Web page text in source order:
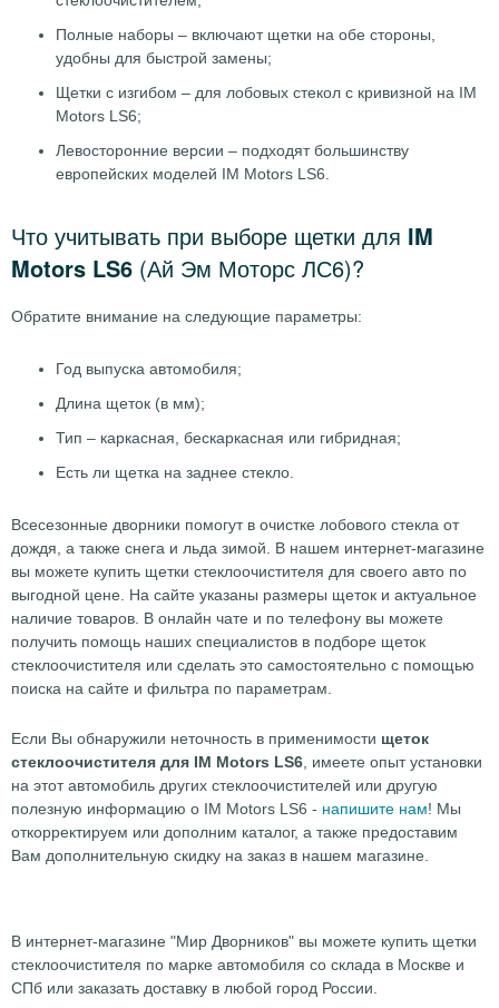
Полные наборы – включают щетки на обе стороны,
удобны для быстрой замены;
Щетки с изгибом – для лобовых стекол с кривизной на IM
Motors LS6;
Левосторонние версии – подходят большинству
европейских моделей IM Motors LS6.
Что учитывать при выборе щетки для IM
Motors LS6 (Ай Эм Моторс ЛС6)?
Обратите внимание на следующие параметры:
Год выпуска автомобиля;
Длина щеток (в мм);
Тип – каркасная, бескаркасная или гибридная;
Есть ли щетка на заднее стекло.
Всесезонные дворники помогут в очистке лобового стекла от
дождя, а также снега и льда зимой. В нашем интернет-магазине
вы можете купить щетки стеклоочистителя для своего авто по
выгодной цене. На сайте указаны размеры щеток и актуальное
наличие товаров. В онлайн чате и по телефону вы можете
получить помощь наших специалистов в подборе щеток
стеклоочистителя или сделать это самостоятельно с помощью
поиска на сайте и фильтра по параметрам.
Если Вы обнаружили неточность в применимости щеток
стеклоочистителя для IM Motors LS6 , имеете опыт установки
на этот автомобиль других стеклоочистителей или другую
полезную информацию о IM Motors LS6 - напишите нам! Мы
откорректируем или дополним каталог, а также предоставим
Вам дополнительную скидку на заказ в нашем магазине.
В интернет-магазине "Мир Дворников" вы можете купить щетки
стеклоочистителя по марке автомобиля со склада в Москве и
СПб или заказать доставку в любой город России.